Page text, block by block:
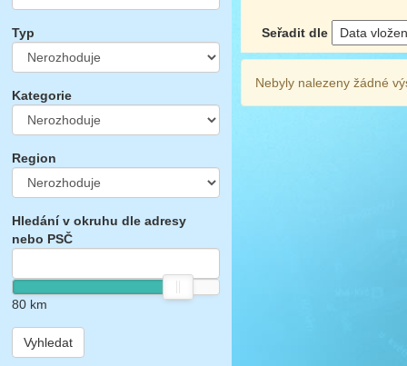
Typ
Kategorie
Region
Hledání v okruhu dle adresy
nebo PSČ
80km
Vyhledat
Seřadit dle
Nebyly nalezeny žádné